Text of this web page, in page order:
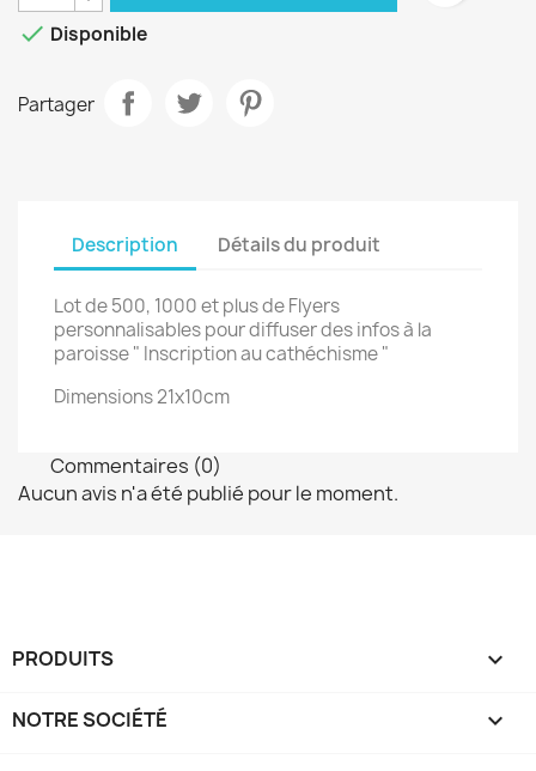
 Disponible
Partager
Description Détails du produit
Lot de 500, 1000 et plus de Flyers
personnalisables pour diffuser des infos à la
paroisse " Inscription au cathéchisme "
Dimensions 21x10cm
Commentaires (0)
Aucun avis n'a été publié pour le moment.
PRODUITS 
NOTRE SOCIÉTÉ 